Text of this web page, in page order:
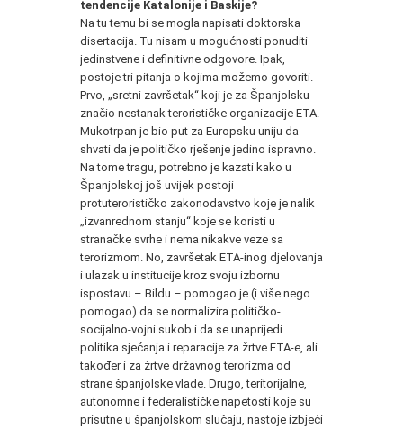
tendencije Katalonije i Baskije?
Na tu temu bi se mogla napisati doktorska
disertacija. Tu nisam u mogućnosti ponuditi
jedinstvene i definitivne odgovore. Ipak,
postoje tri pitanja o kojima možemo govoriti.
Prvo, „sretni završetak“ koji je za Španjolsku
značio nestanak terorističke organizacije ETA.
Mukotrpan je bio put za Europsku uniju da
shvati da je političko rješenje jedino ispravno.
Na tome tragu, potrebno je kazati kako u
Španjolskoj još uvijek postoji
protuterorističko zakonodavstvo koje je nalik
„izvanrednom stanju“ koje se koristi u
stranačke svrhe i nema nikakve veze sa
terorizmom. No, završetak ETA-inog djelovanja
i ulazak u institucije kroz svoju izbornu
ispostavu – Bildu – pomogao je (i više nego
pomogao) da se normalizira političko-
socijalno-vojni sukob i da se unaprijedi
politika sjećanja i reparacije za žrtve ETA-e, ali
također i za žrtve državnog terorizma od
strane španjolske vlade. Drugo, teritorijalne,
autonomne i federalističke napetosti koje su
prisutne u španjolskom slučaju, nastoje izbjeći